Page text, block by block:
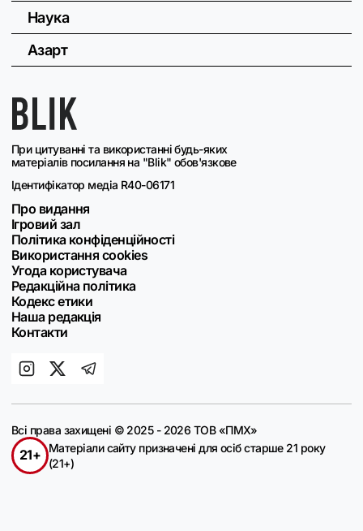
При цитуванні та використанні будь-яких
матеріалів посилання на "Blik" обов'язкове
Ідентифікатор медіа R40-06171
Про видання
Ігровий зал
Політика конфіденційності
Використання cookies
Угода користувача
Редакційна політика
Кодекс етики
Наша редакція
Контакти
Наука
Азарт
Всі права захищені © 2025 - 2026 ТОВ «ПМХ»
21+
Матеріали сайту призначені для осіб старше 21 року
(21+)